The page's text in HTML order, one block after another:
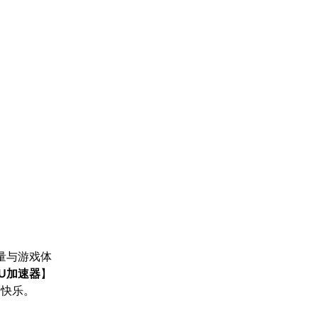
与游戏体
加速器】
乐。